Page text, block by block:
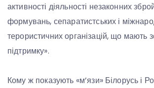
активності діяльності незаконних
формувань, сепаратистських і
терористичних організацій, що мають
підтримку».
Кому ж показують «м’язи» Білорусь і